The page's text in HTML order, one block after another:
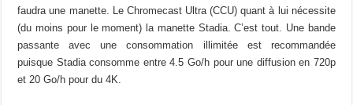
faudra une manette. Le Chromecast Ultra (CCU) quant à lui nécessite
(du moins pour le moment) la manette Stadia. C’est tout. Une bande
passante avec une consommation illimitée est recommandée
puisque Stadia consomme entre 4.5 Go/h pour une diffusion en 720p
et 20 Go/h pour du 4K.